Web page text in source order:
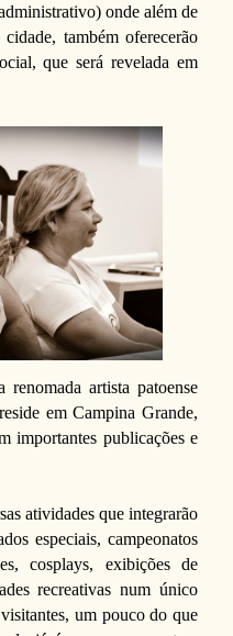
onde além de
também oferecerão
que será revelada em
renomada artista patoense
em Campina Grande,
importantes publicações e
atividades que integrarão
especiais, campeonatos
cosplays, exibições de
recreativas num único
um pouco do que